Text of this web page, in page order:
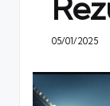
05/01/2025